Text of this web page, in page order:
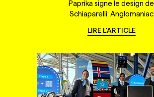
Paprika signe le design de
Schiaparelli: Anglomaniac
LIRE L'ARTICLE